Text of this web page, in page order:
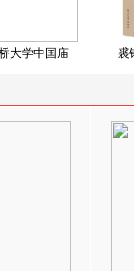
大学中国庙 裘